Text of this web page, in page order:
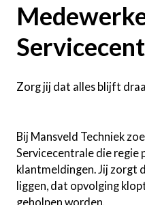
Zorg jij dat alles blijft
Bij Mansveld Techniek
Servicecentrale die regie
klantmeldingen. Jij zorgt
liggen, dat opvolging
geholpen worden.